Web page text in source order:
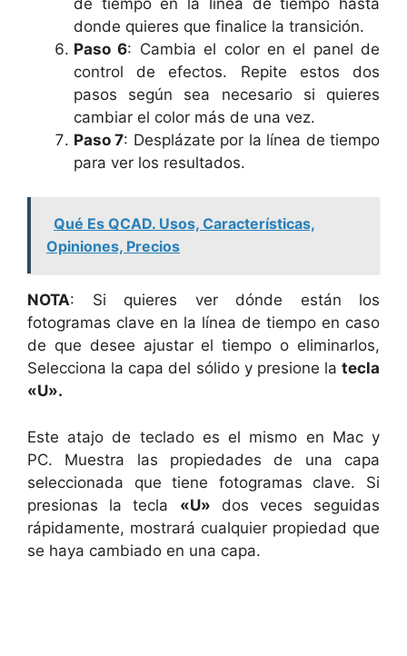
donde quieres que finalice la transición.
Paso 6: Cambia el color en el panel de
control de efectos. Repite estos dos
pasos según sea necesario si quieres
cambiar el color más de una vez.
Paso 7: Desplázate por la línea de tiempo
para ver los resultados.
Qué Es QCAD. Usos, Características,
Opiniones, Precios
NOTA: Si quieres ver dónde están los
fotogramas clave en la línea de tiempo en caso
de que desee ajustar el tiempo o eliminarlos,
Selecciona la capa del sólido y presione la tecla
«U».
Este atajo de teclado es el mismo en Mac y
PC. Muestra las propiedades de una capa
seleccionada que tiene fotogramas clave. Si
presionas la tecla «U» dos veces seguidas
rápidamente, mostrará cualquier propiedad que
se haya cambiado en una capa.